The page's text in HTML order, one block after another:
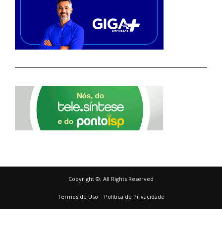
Copyright ©, All Rights Reserved
Termos de Uso Política de Privacidade